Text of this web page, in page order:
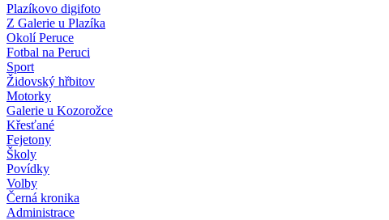
Plazíkovo digifoto
Z Galerie u Plazíka
Okolí Peruce
Fotbal na Peruci
Sport
Židovský hřbitov
Motorky
Galerie u Kozorožce
Křesťané
Fejetony
Školy
Povídky
Volby
Černá kronika
Administrace